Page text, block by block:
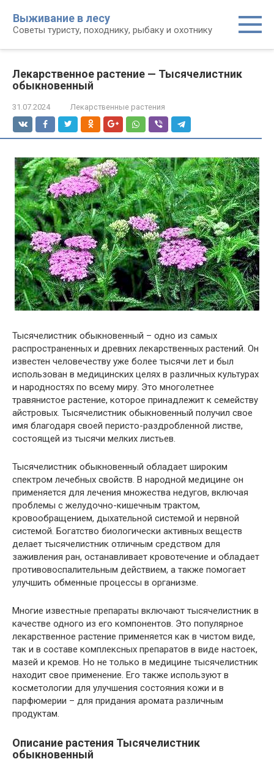
контенту
Выживание в лесу
Советы туристу, походнику, рыбаку и охотнику
Лекарственное растение — Тысячелистник
обыкновенный
31.07.2024 Лекарственные растения
Тысячелистник обыкновенный – одно из самых
распространенных и древних лекарственных растений. Он
известен человечеству уже более тысячи лет и был
использован в медицинских целях в различных культурах
и народностях по всему миру. Это многолетнее
травянистое растение, которое принадлежит к семейству
айстровых. Тысячелистник обыкновенный получил свое
имя благодаря своей перисто-раздробленной листве,
состоящей из тысячи мелких листьев.
Тысячелистник обыкновенный обладает широким
спектром лечебных свойств. В народной медицине он
применяется для лечения множества недугов, включая
проблемы с желудочно-кишечным трактом,
кровообращением, дыхательной системой и нервной
системой. Богатство биологически активных веществ
делает тысячелистник отличным средством для
заживления ран, останавливает кровотечение и обладает
противовоспалительным действием, а также помогает
улучшить обменные процессы в организме.
Многие известные препараты включают тысячелистник в
качестве одного из его компонентов. Это популярное
лекарственное растение применяется как в чистом виде,
так и в составе комплексных препаратов в виде настоек,
мазей и кремов. Но не только в медицине тысячелистник
находит свое применение. Его также используют в
косметологии для улучшения состояния кожи и в
парфюмерии – для придания аромата различным
продуктам.
Описание растения Тысячелистник
обыкновенный